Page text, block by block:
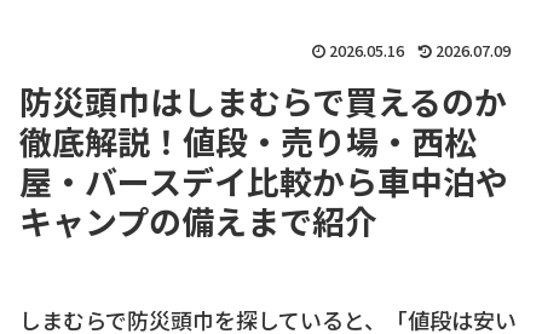
2026.05.16 2026.07.09
防災頭巾はしまむらで買えるのか
徹底解説！値段・売り場・西松
屋・バースデイ比較から車中泊や
キャンプの備えまで紹介
しまむらで防災頭巾を探していると、「値段は安い